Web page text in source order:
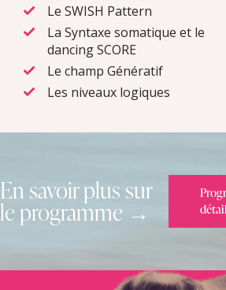
Le SWISH Pattern
La Syntaxe somatique et le
dancing SCORE
Le champ Génératif
Les niveaux logiques
En savoir plus sur
le programme →